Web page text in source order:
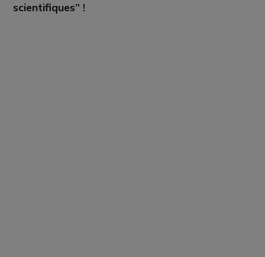
scientifiques” !